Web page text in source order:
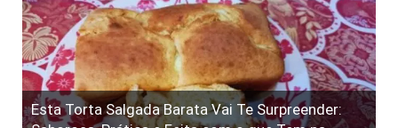
Esta Torta Salgada Barata Vai Te Surpreender: